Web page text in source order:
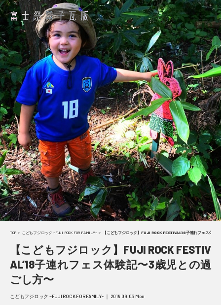
TOP＞ こどもフジロック ~FUJI ROCK FOR FAMILY~＞ 【こどもフジロック】FUJI ROCK FESTIVAL’18子連れフェス体験
【こどもフジロック】FUJI ROCK FESTIV
AL’18子連れフェス体験記〜3歳児との過
ごし方〜
こどもフジロック ~FUJI ROCK FOR FAMILY~ ｜ 2018.09.03 Mon